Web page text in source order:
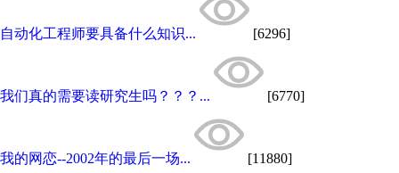
自动化工程师要具备什么知识... [6296]
我们真的需要读研究生吗？？？... [6770]
我的网恋--2002年的最后一场... [11880]